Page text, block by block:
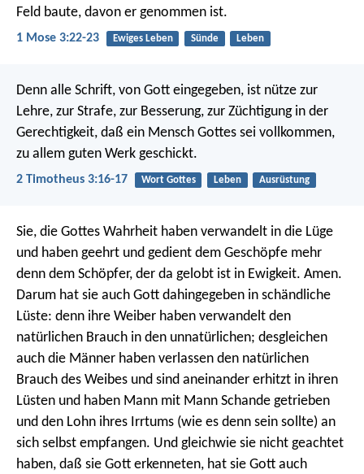
Feld baute, davon er genommen ist.
1 Mose 3:22-23 Ewiges Leben Sünde Leben
Denn alle Schrift, von Gott eingegeben, ist nütze zur
Lehre, zur Strafe, zur Besserung, zur Züchtigung in der
Gerechtigkeit, daß ein Mensch Gottes sei vollkommen,
zu allem guten Werk geschickt.
2 Timotheus 3:16-17 Wort Gottes Leben Ausrüstung
Sie, die Gottes Wahrheit haben verwandelt in die Lüge
und haben geehrt und gedient dem Geschöpfe mehr
denn dem Schöpfer, der da gelobt ist in Ewigkeit. Amen.
Darum hat sie auch Gott dahingegeben in schändliche
Lüste: denn ihre Weiber haben verwandelt den
natürlichen Brauch in den unnatürlichen; desgleichen
auch die Männer haben verlassen den natürlichen
Brauch des Weibes und sind aneinander erhitzt in ihren
Lüsten und haben Mann mit Mann Schande getrieben
und den Lohn ihres Irrtums (wie es denn sein sollte) an
sich selbst empfangen. Und gleichwie sie nicht geachtet
haben, daß sie Gott erkenneten, hat sie Gott auch